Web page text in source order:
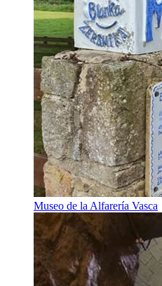
Museo de la Alfarería Vasca